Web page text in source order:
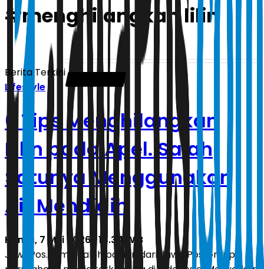
#menghilangkan lilin
Berita Terkini
Lifestyle
6 Tips Menghilangkan
Lilin pada Apel. Salah
Satunya Menggunakan
Air Mendidih
Kamis, 7 Mei 2026 | 14.34 WIB
JawaPos.com adalah bagian dari Jawa Pos Group,